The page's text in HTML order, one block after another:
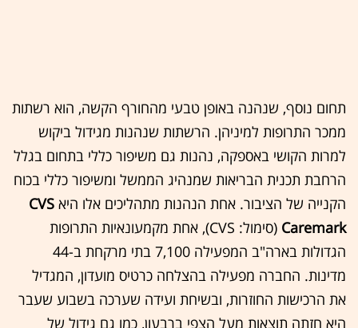
תחום נוסף, שנהנה באופן טבעי מהחורף הקשה, הוא רשתות
ממכר התרופות למיניהן. הרשתות שנהנות מגידול ביקוש
למרות הקושי באספקה, נהנות גם משיפור כללי בתחום בגלל
הרחבת תכנית הבריאות שמנהיג הממשל ומשיפור כללי בכוח
הקנייה של הציבור. אחת הנהנות מתהליכים אלו היא CVS
Caremark
(סימול: CVS), אחת מקמעונאיות התרופות
הגדולות בארה"ב המפעילה 7,100 בתי מרקחת ב-44
מדינות. החברה מפעילה בהצלחה כרטיס מועדון, המגדיל
את הרכישות החוזרות, ובשיחת ועידה שערכה בשבוע שעבר
היא חזתה תוצאות מעל הצפי ברבעון, כמו גם גידול של